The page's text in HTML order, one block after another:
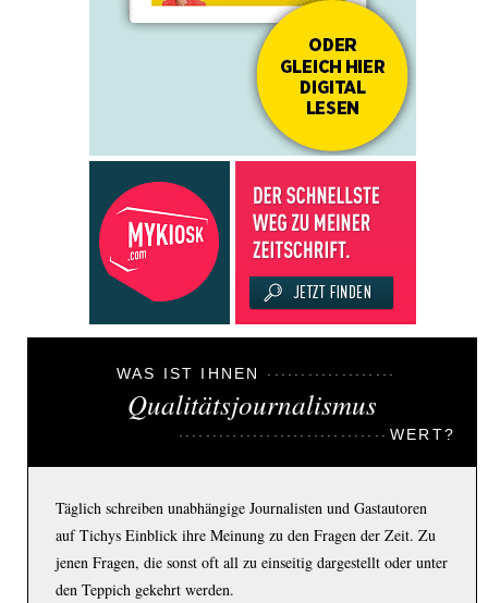
WAS IST IHNEN
Qualitätsjournalismus
WERT?
Täglich schreiben unabhängige Journalisten und Gastautoren
auf Tichys Einblick ihre Meinung zu den Fragen der Zeit. Zu
jenen Fragen, die sonst oft all zu einseitig dargestellt oder unter
den Teppich gekehrt werden.